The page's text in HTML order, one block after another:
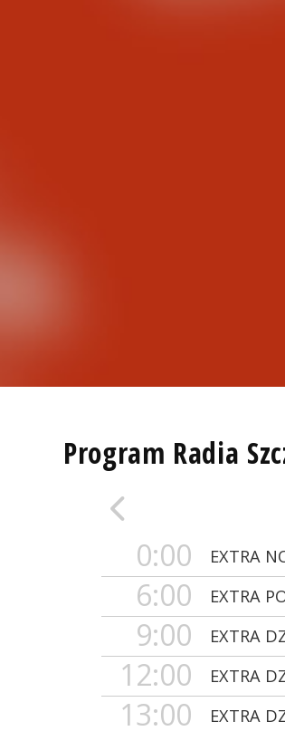
Program Radia
0:00 EXTRA
6:00 EXTRA
9:00 EXTRA
12:00 EXTRA
13:00 EXTRA